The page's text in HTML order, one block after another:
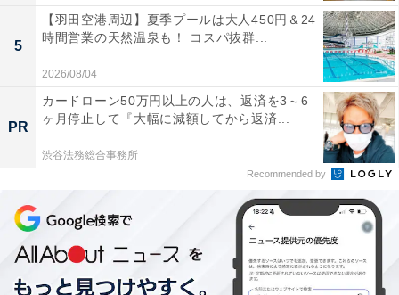
5
【羽田空港周辺】夏季プールは大人450円＆24
時間営業の天然温泉も！ コスパ抜群...
2026/08/04
PR
カードローン50万円以上の人は、返済を3～6
ヶ月停止して『大幅に減額してから返済...
渋谷法務総合事務所
Recommended by